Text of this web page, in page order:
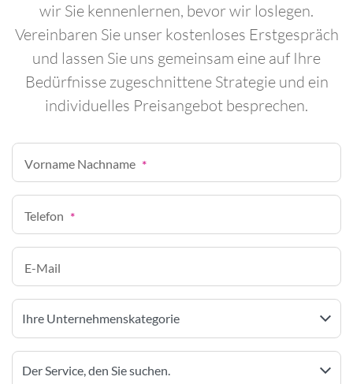
wir Sie kennenlernen, bevor wir loslegen.
Vereinbaren Sie unser kostenloses Erstgespräch
und lassen Sie uns gemeinsam eine auf Ihre
Bedürfnisse zugeschnittene Strategie und ein
individuelles Preisangebot besprechen.
Vorname Nachname *
Telefon *
E-Mail